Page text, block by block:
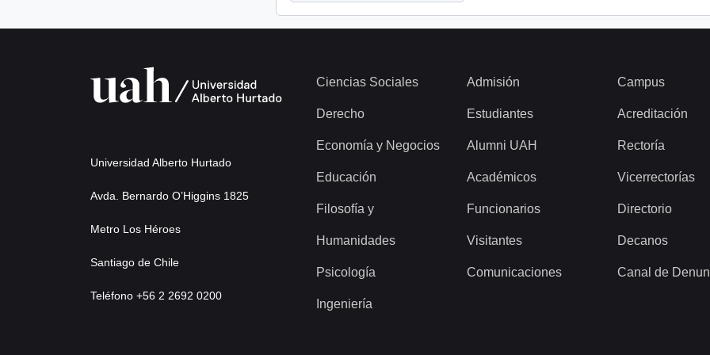
Universidad Alberto Hurtado
Avda. Bernardo O’Higgins 1825
Metro Los Héroes
Santiago de Chile
Teléfono +56 2 2692 0200
Ciencias Sociales
Derecho
Economía y Negocios
Educación
Filosofía y
Humanidades
Psicología
Ingeniería
Admisión
Estudiantes
Alumni UAH
Académicos
Funcionarios
Visitantes
Comunicaciones
Campus
Acreditación
Rectoría
Vicerrectorías
Directorio
Decanos
Canal de